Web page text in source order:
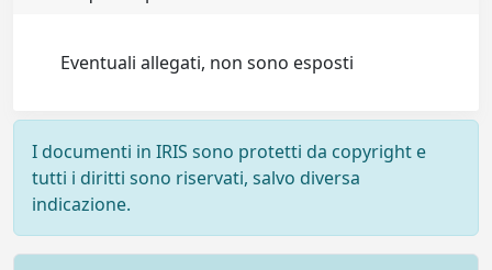
Eventuali allegati, non sono esposti
I documenti in IRIS sono protetti da copyright e
tutti i diritti sono riservati, salvo diversa
indicazione.